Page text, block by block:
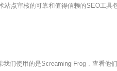
点审核的可靠和值得信赖的SEO工具
们使用的是Screaming Frog，查看他